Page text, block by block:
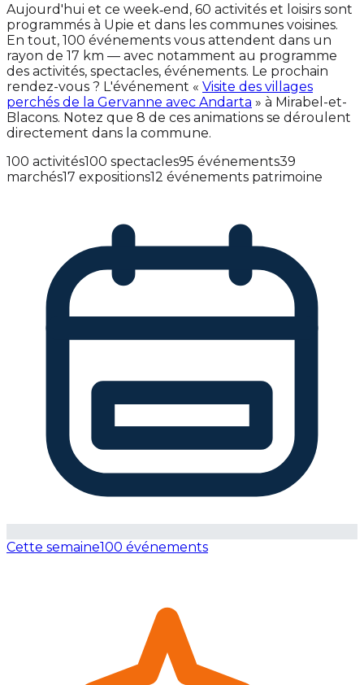
Aujourd'hui et ce week‑end, 60 activités et loisirs sont
programmés à Upie et dans les communes voisines.
En tout, 100 événements vous attendent dans un
rayon de 17 km — avec notamment au programme
des activités, spectacles, événements. Le prochain
rendez-vous ? L'événement « Visite des villages
perchés de la Gervanne avec Andarta » à Mirabel-et-
Blacons. Notez que 8 de ces animations se déroulent
directement dans la commune.
100 activités100 spectacles95 événements39
marchés17 expositions12 événements patrimoine
Cette semaine100 événements